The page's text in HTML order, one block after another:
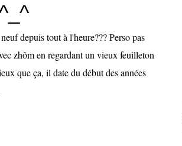
depuis tout à l'heure??? Perso pas
zhôm en regardant un vieux feuilleton
que ça, il date du début des années